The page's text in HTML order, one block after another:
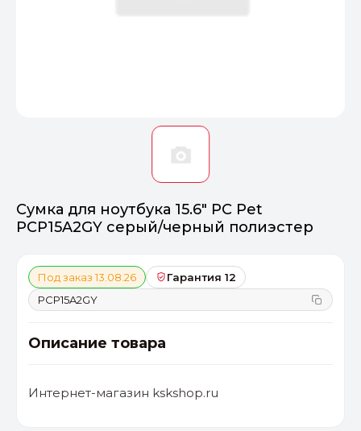
Сумка для ноутбука 15.6" PC Pet
PCP15A2GY серый/черный полиэстер
Под заказ 13.08.26
Гарантия 12
PCP15A2GY
Описание товара
Интернет-магазин kskshop.ru